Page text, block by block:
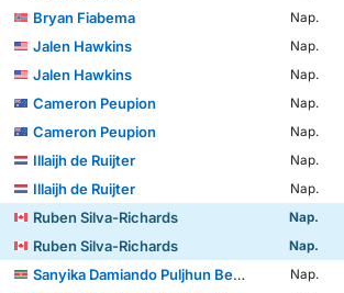
Bryan Fiabema
Nap.
Jalen Hawkins
Nap.
Jalen Hawkins
Nap.
Cameron Peupion
Nap.
Cameron Peupion
Nap.
Illaijh de Ruijter
Nap.
Illaijh de Ruijter
Nap.
Ruben Silva-Richards
Nap.
Ruben Silva-Richards
Nap.
Sanyika Damiando Puljhun Bergtop
Nap.